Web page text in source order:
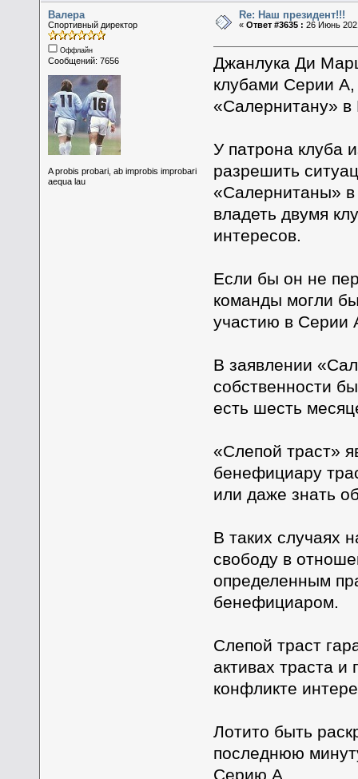
Валера
Спортивный директор
Оффлайн
Сообщений: 7656
A probis probari, ab improbis improbari
aequa lau
Re: Наш президент!!!
«Ответ #3635 : 26 Июнь
Джанлука Ди
клубами Серии А,
«Салернитану»
У патрона клуба
разрешить
«Салернитаны»
владеть двумя
интересов.
Если бы он не
команды могли
участию в Серии
В заявлении
собственности
есть шесть
«Слепой траст»
бенефициару
или даже знать
В таких случаях
свободу в
определенным
бенефициаром.
Слепой траст
активах траста
конфликте
Лотито быть
последнюю
Серию А.